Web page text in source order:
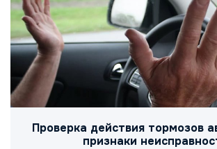
Проверка действия тормозов
признаки